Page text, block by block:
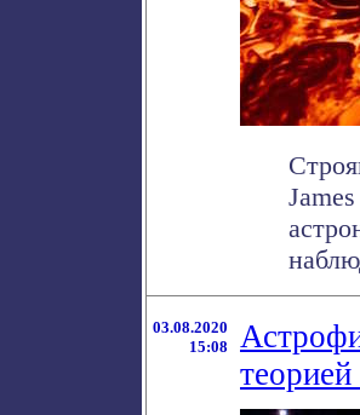
03.08.2020
15:08